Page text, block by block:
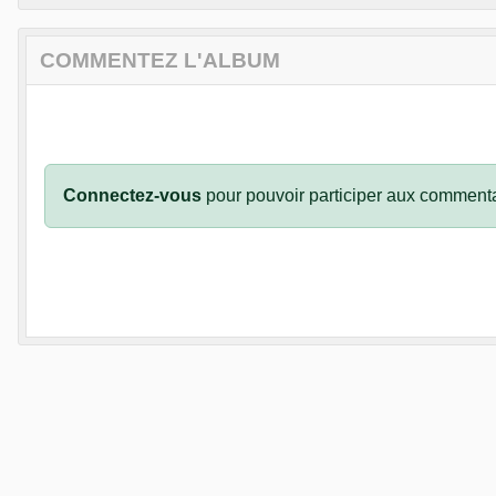
COMMENTEZ L'ALBUM
Connectez-vous pour pouvoir participer aux